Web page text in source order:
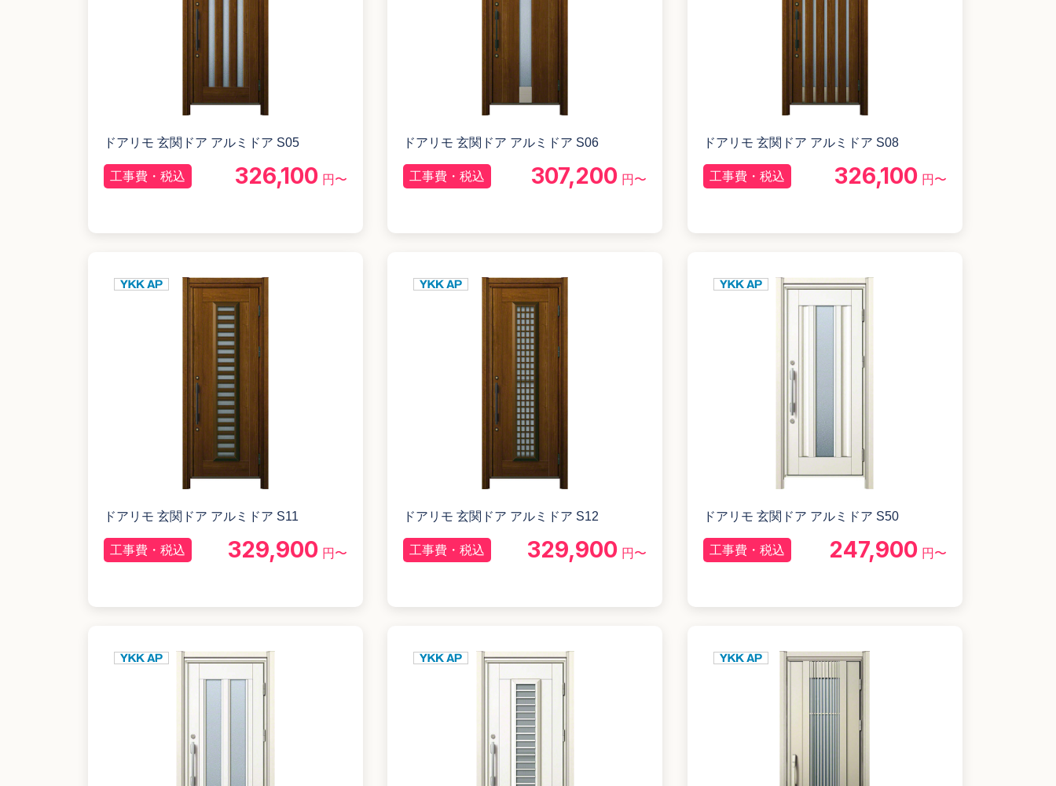
ドアリモ 玄関ドア アルミドア S05
工事費・税込 326,100 円〜
ドアリモ 玄関ドア アルミドア S06
工事費・税込 307,200 円〜
ドアリモ 玄関ドア アルミドア S08
工事費・税込 326,100 円〜
ドアリモ 玄関ドア アルミドア S11
工事費・税込 329,900 円〜
ドアリモ 玄関ドア アルミドア S12
工事費・税込 329,900 円〜
ドアリモ 玄関ドア アルミドア S50
工事費・税込 247,900 円〜